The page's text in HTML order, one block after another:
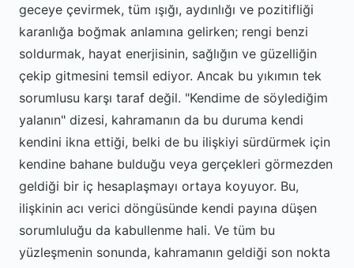
geceye çevirmek, tüm ışığı, aydınlığı ve pozitifliği
karanlığa boğmak anlamına gelirken; rengi benzi
soldurmak, hayat enerjisinin, sağlığın ve güzelliğin
çekip gitmesini temsil ediyor. Ancak bu yıkımın tek
sorumlusu karşı taraf değil. "Kendime de söylediğim
yalanın" dizesi, kahramanın da bu duruma kendi
kendini ikna ettiği, belki de bu ilişkiyi sürdürmek için
kendine bahane bulduğu veya gerçekleri görmezden
geldiği bir iç hesaplaşmayı ortaya koyuyor. Bu,
ilişkinin acı verici döngüsünde kendi payına düşen
sorumluluğu da kabullenme hali. Ve tüm bu
yüzleşmenin sonunda, kahramanın geldiği son nokta